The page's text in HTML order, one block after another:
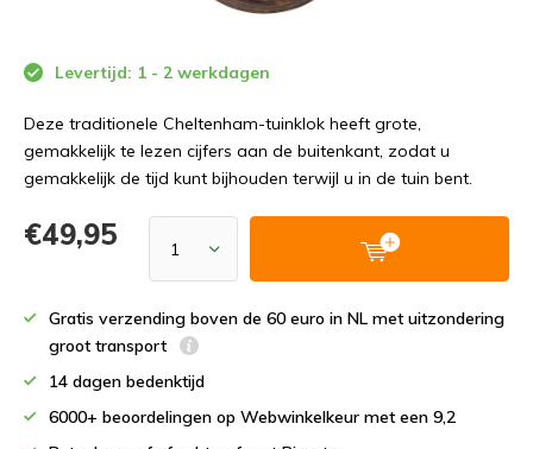
Levertijd: 1 - 2 werkdagen
Deze traditionele Cheltenham-tuinklok heeft grote,
gemakkelijk te lezen cijfers aan de buitenkant, zodat u
gemakkelijk de tijd kunt bijhouden terwijl u in de tuin bent.
€49,95
Gratis verzending boven de 60 euro in NL met uitzondering
groot transport
14 dagen bedenktijd
6000+ beoordelingen op Webwinkelkeur met een 9,2